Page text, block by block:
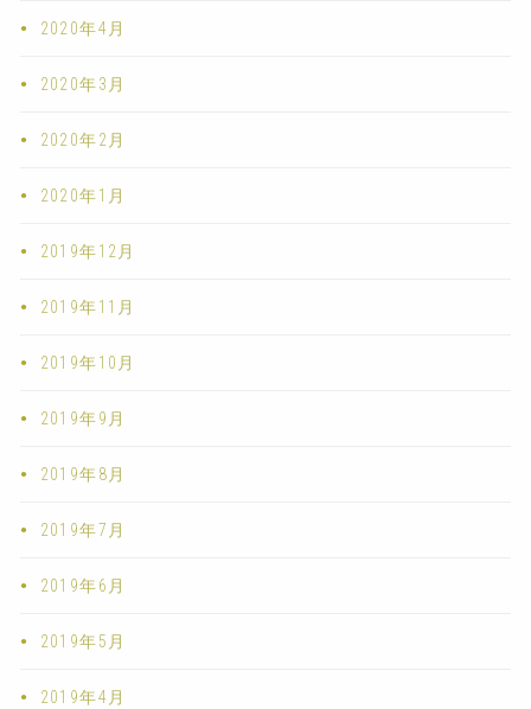
2020年4月
2020年3月
2020年2月
2020年1月
2019年12月
2019年11月
2019年10月
2019年9月
2019年8月
2019年7月
2019年6月
2019年5月
2019年4月